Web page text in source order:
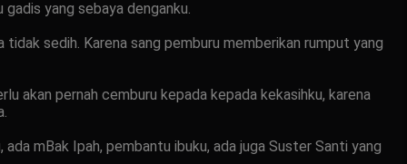
yang sebaya denganku.
sedih. Karena sang pemburu memberikan rumput yang
akan pernah cemburu kepada kepada kekasihku, karena
mBak Ipah, pembantu ibuku, ada juga Suster Santi yang